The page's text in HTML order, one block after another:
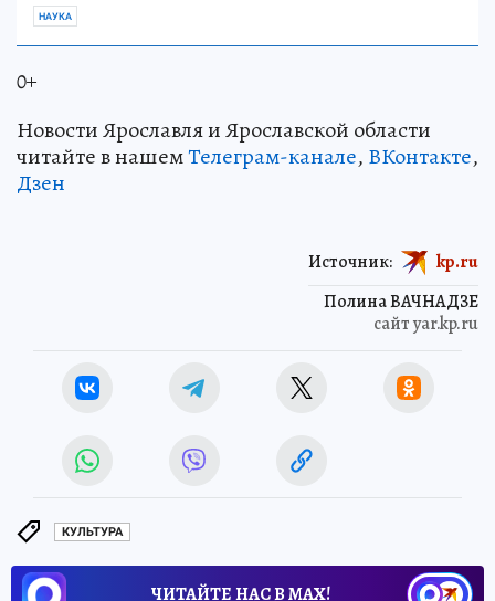
НАУКА
0+
Новости Ярославля и Ярославской области
читайте в нашемТелеграм-канале, ВКонтакте,
Дзен
Полина ВАЧНАДЗЕ
сайт yar.kp.ru
Источник: kp.ru
КУЛЬТУРА
ЧИТАЙТЕ НАС В МАХ!